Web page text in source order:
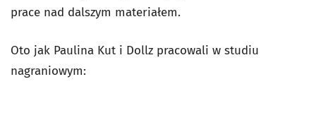
prace nad dalszym materiałem.
Oto jak Paulina Kut i Dollz pracowali w studiu
nagraniowym: